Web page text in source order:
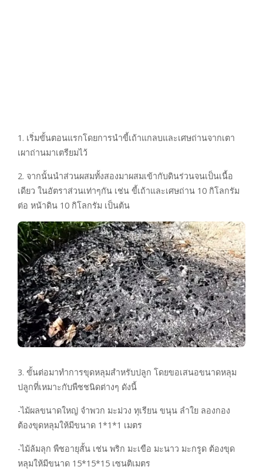
1. เริ่มขั้นตอนแรกโดยการนำขี้เถ้าแกลบและเศษถ่านจากเตา
เผาถ่านมาเตรียมไว้
2. จากนั้นนำส่วนผสมทั้งสองมาผสมเข้ากับดินร่วนจนเป็นเนื้อ
เดียว ในอัตราส่วนเท่าๆกัน เช่น ขี้เถ้าและเศษถ่าน 10 กิโลกรัม
ต่อ หน้าดิน 10 กิโลกรัม เป็นต้น
3. ขั้นต่อมาทำการขุดหลุมสำหรับปลูก โดยขอเสนอขนาดหลุม
ปลูกที่เหมาะกับพืชชนิดต่างๆ ดังนี้
-ไม้ผลขนาดใหญ่ จำพวก มะม่วง ทุเรียน ขนุน ลำใย ลองกอง
ต้องขุดหลุมให้มีขนาด 1*1*1 เมตร
-ไม้ล้มลุก พืชอายุสั้น เช่น พริก มะเขือ มะนาว มะกรูด ต้องขุด
หลุมให้มีขนาด 15*15*15 เซนติเมตร